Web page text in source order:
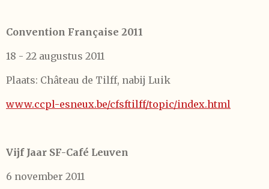
Convention Française 2011
18 - 22 augustus 2011
Plaats: Château de Tilff, nabij Luik
www.ccpl-esneux.be/cfsftilff/topic/index.html
Vijf Jaar SF-Café Leuven
6 november 2011